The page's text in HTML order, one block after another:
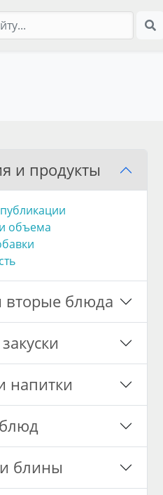
и продукты
объема
вторые блюда
напитки
блины